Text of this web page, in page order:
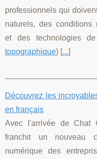
professionnels qui
naturels, des conditions
et des technologies
topographique) [...]
Découvrez les
en français
Avec l'arrivée de Chat
franchit un nouveau
numérique des